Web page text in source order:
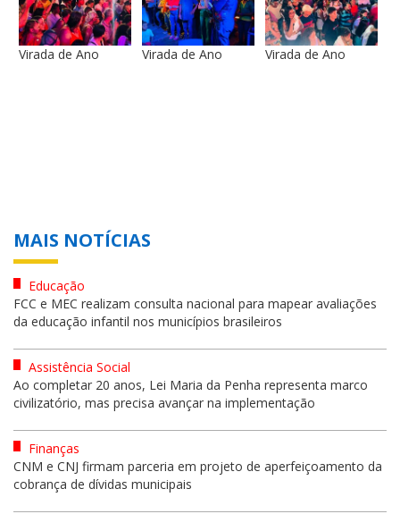
Virada de Ano Virada de Ano Virada de Ano
MAIS NOTÍCIAS
Educação
FCC e MEC realizam consulta nacional para mapear avaliações
da educação infantil nos municípios brasileiros
Assistência Social
Ao completar 20 anos, Lei Maria da Penha representa marco
civilizatório, mas precisa avançar na implementação
Finanças
CNM e CNJ firmam parceria em projeto de aperfeiçoamento da
cobrança de dívidas municipais